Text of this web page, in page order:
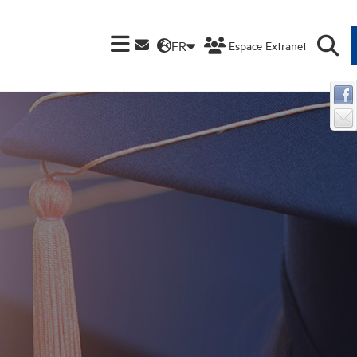
FR Espace Extranet